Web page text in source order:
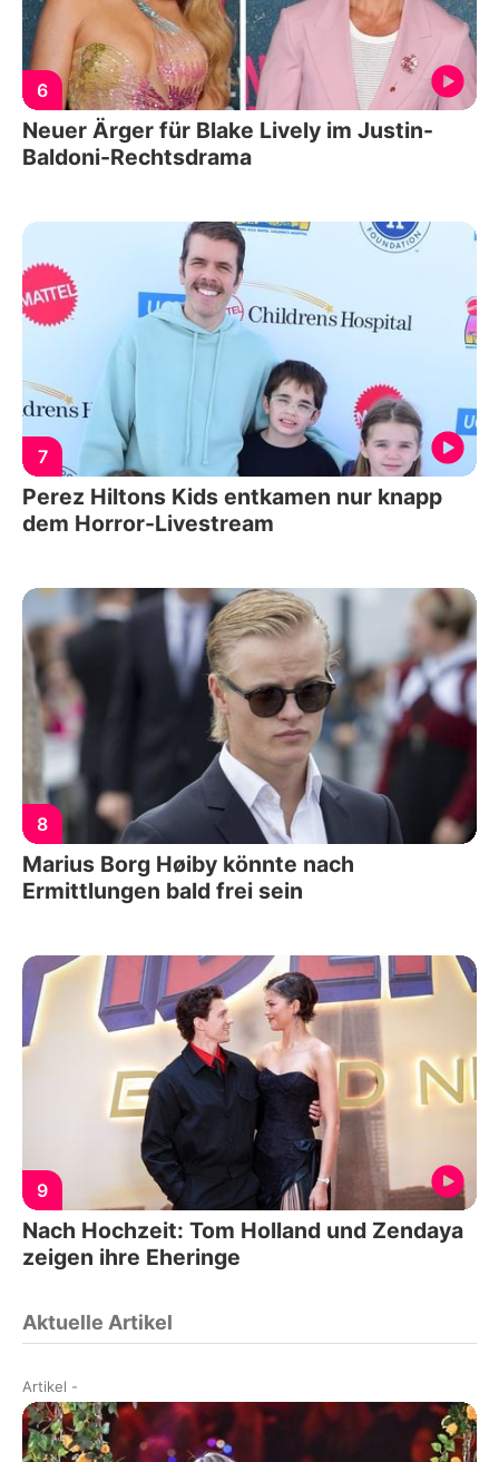
6
Neuer Ärger für Blake Lively im Justin-
Baldoni-Rechtsdrama
7
Perez Hiltons Kids entkamen nur knapp
dem Horror-Livestream
8
Marius Borg Høiby könnte nach
Ermittlungen bald frei sein
9
Nach Hochzeit: Tom Holland und Zendaya
zeigen ihre Eheringe
Aktuelle Artikel
Artikel -